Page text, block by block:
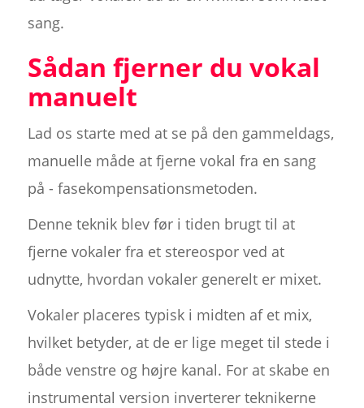
sang.
Sådan fjerner du vokal
manuelt
Lad os starte med at se på den gammeldags,
manuelle måde at fjerne vokal fra en sang
på - fasekompensationsmetoden.
Denne teknik blev før i tiden brugt til at
fjerne vokaler fra et stereospor ved at
udnytte, hvordan vokaler generelt er mixet.
Vokaler placeres typisk i midten af et mix,
hvilket betyder, at de er lige meget til stede i
både venstre og højre kanal. For at skabe en
instrumental version inverterer teknikerne